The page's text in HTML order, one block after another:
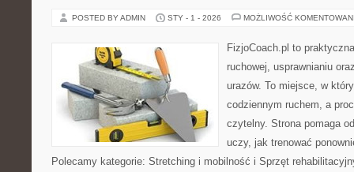
POSTED BY ADMIN STY - 1 - 2026 MOŻLIWOŚĆ
FizjoCoach.pl to
ruchowej, usprawnianiu
urazów. To miejsce, w
codziennym ruchem, a
czytelny. Strona pomaga
uczy, jak trenować
Polecamy kategorie: Stretching i mobilność i Sprzęt